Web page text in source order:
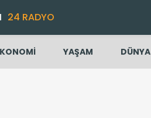
24 RADYO
YAŞAM DÜNYA